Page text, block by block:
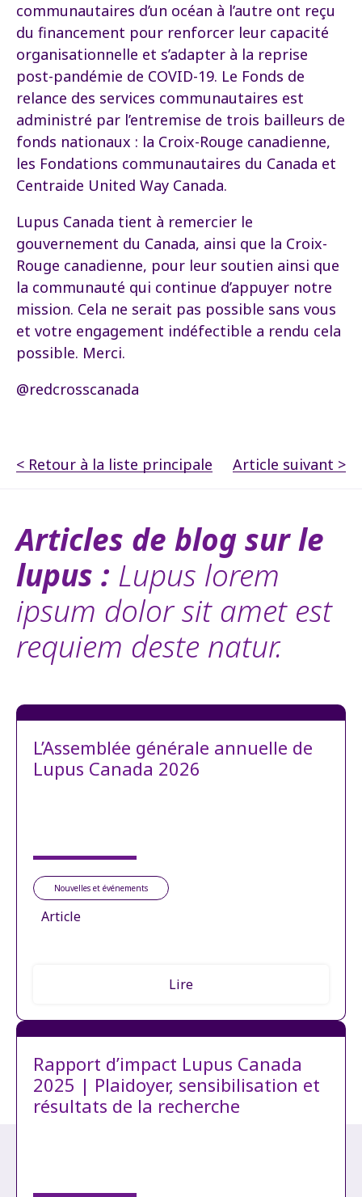
communautaires d’un océan à l’autre ont reçu
du financement pour renforcer leur capacité
organisationnelle et s’adapter à la reprise
post-pandémie de COVID-19. Le Fonds de
relance des services communautaires est
administré par l’entremise de trois bailleurs de
fonds nationaux : la Croix-Rouge canadienne,
les Fondations communautaires du Canada et
Centraide United Way Canada.
Lupus Canada tient à remercier le
gouvernement du Canada, ainsi que la Croix-
Rouge canadienne, pour leur soutien ainsi que
la communauté qui continue d’appuyer notre
mission. Cela ne serait pas possible sans vous
et votre engagement indéfectible a rendu cela
possible. Merci.
@redcrosscanada
< Retour à la liste principale Article suivant >
Articles de blog sur le
lupus : Lupus lorem
ipsum dolor sit amet est
requiem deste natur.
L’Assemblée générale annuelle de
Lupus Canada 2026
Nouvelles et événements
Article
Lire
Rapport d’impact Lupus Canada
2025 | Plaidoyer, sensibilisation et
résultats de la recherche